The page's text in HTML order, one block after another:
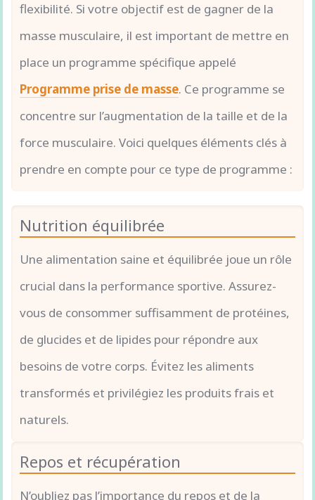
flexibilité. Si votre objectif est de gagner de la
masse musculaire, il est important de mettre en
place un programme spécifique appelé
Programme prise de masse. Ce programme se
concentre sur l’augmentation de la taille et de la
force musculaire. Voici quelques éléments clés à
prendre en compte pour ce type de programme :
Nutrition équilibrée
Une alimentation saine et équilibrée joue un rôle
crucial dans la performance sportive. Assurez-
vous de consommer suffisamment de protéines,
de glucides et de lipides pour répondre aux
besoins de votre corps. Évitez les aliments
transformés et privilégiez les produits frais et
naturels.
Repos et récupération
N’oubliez pas l’importance du repos et de la